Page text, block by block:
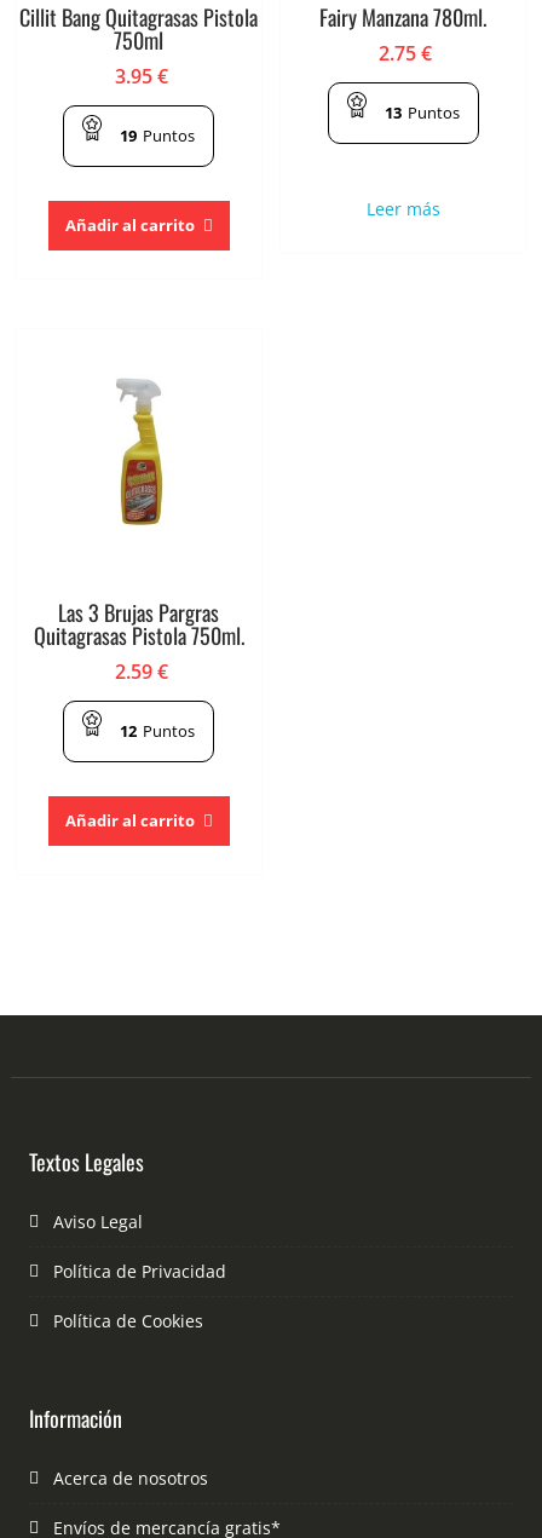
Cillit Bang Quitagrasas Pistola
750ml
3.95€
19 Puntos
Añadir al carrito
Fairy Manzana 780ml.
2.75€
13 Puntos
Leer más
Las 3 Brujas Pargras
Quitagrasas Pistola 750ml.
2.59€
12 Puntos
Añadir al carrito
Textos Legales
Aviso Legal
Política de Privacidad
Política de Cookies
Información
Acerca de nosotros
Envíos de mercancía gratis*